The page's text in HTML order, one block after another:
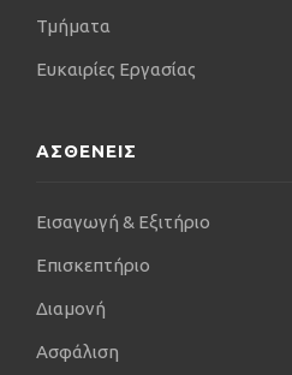
Τμήματα
Ευκαιρίες Εργασίας
ΑΣΘΕΝΕΙΣ
Εισαγωγή & Εξιτήριο
Επισκεπτήριο
Διαμονή
Ασφάλιση